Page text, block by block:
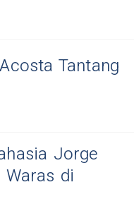
Tantang
Jorge
di